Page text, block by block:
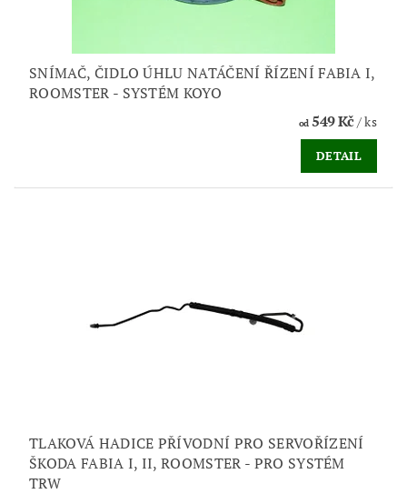
SNÍMAČ, ČIDLO ÚHLU NATÁČENÍ ŘÍZENÍ FABIA I,
ROOMSTER - SYSTÉM KOYO
od549 Kč/ ks
DETAIL
TLAKOVÁ HADICE PŘÍVODNÍ PRO SERVOŘÍZENÍ
ŠKODA FABIA I, II, ROOMSTER - PRO SYSTÉM
TRW